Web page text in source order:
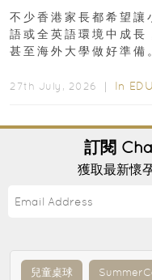
不少香港家長都希望讓
語或全英語環境中成長
甚至海外大學做好準備
27th July, 2026 ｜ In
訂閱
獲取最新懷
兒童桌球